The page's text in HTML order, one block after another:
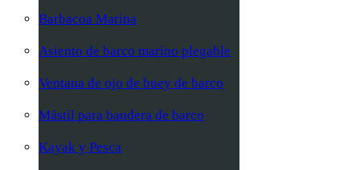
Barbacoa Marina
Asiento de barco marino plegable
Ventana de ojo de buey de barco
Mástil para bandera de barco
Kayak y Pesca